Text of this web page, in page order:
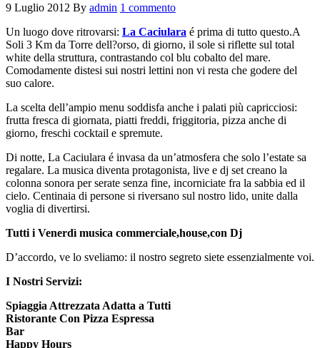
9 Luglio 2012 By admin 1 commento
Un luogo dove ritrovarsi: La Caciulara é prima di tutto questo.A
Soli 3 Km da Torre dell?orso, di giorno, il sole si riflette sul total
white della struttura, contrastando col blu cobalto del mare.
Comodamente distesi sui nostri lettini non vi resta che godere del
suo calore.
La scelta dell’ampio menu soddisfa anche i palati più capricciosi:
frutta fresca di giornata, piatti freddi, friggitoria, pizza anche di
giorno, freschi cocktail e spremute.
Di notte, La Caciulara é invasa da un’atmosfera che solo l’estate sa
regalare. La musica diventa protagonista, live e dj set creano la
colonna sonora per serate senza fine, incorniciate fra la sabbia ed il
cielo. Centinaia di persone si riversano sul nostro lido, unite dalla
voglia di divertirsi.
Tutti i Venerdì musica commerciale,house,con Dj
D’accordo, ve lo sveliamo: il nostro segreto siete essenzialmente voi.
I Nostri Servizi:
Spiaggia Attrezzata Adatta a Tutti
Ristorante Con Pizza Espressa
Bar
Happy Hours